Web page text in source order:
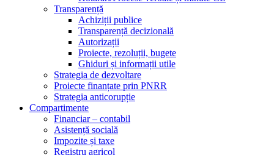
Transparență
Achiziții publice
Transparență decizională
Autorizații
Proiecte, rezoluții, bugete
Ghiduri și informații utile
Strategia de dezvoltare
Proiecte finanțate prin PNRR
Strategia anticorupție
Compartimente
Financiar – contabil
Asistență socială
Impozite și taxe
Registru agricol